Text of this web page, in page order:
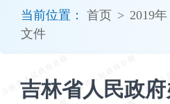
当前位置： 首页 > 2019年
文件
吉林省人民政
加